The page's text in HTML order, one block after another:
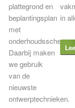
plattegrond en
beplantingsplan
met
onderhoudsschema.
Daarbij maken
we gebruik
van de
nieuwste
ontwerptechnieken.
in